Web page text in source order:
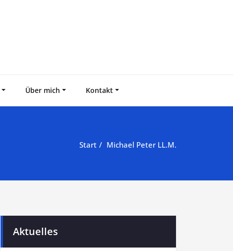
Über mich Kontakt
Start Michael Peter LL.M.
Aktuelles